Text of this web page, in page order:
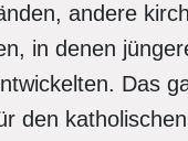
andere
in denen
Das
den